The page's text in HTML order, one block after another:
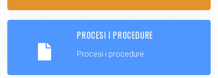
PROCESI I PROCEDURE
Procesi i procedure